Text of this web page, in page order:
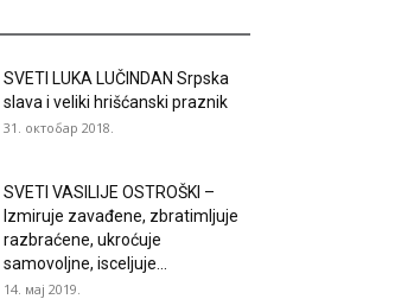
SVETI LUKA LUČINDAN Srpska
slava i veliki hrišćanski praznik
31. октобар 2018.
SVETI VASILIJE OSTROŠKI –
Izmiruje zavađene, zbratimljuje
razbraćene, ukroćuje
samovoljne, isceljuje...
14. мај 2019.